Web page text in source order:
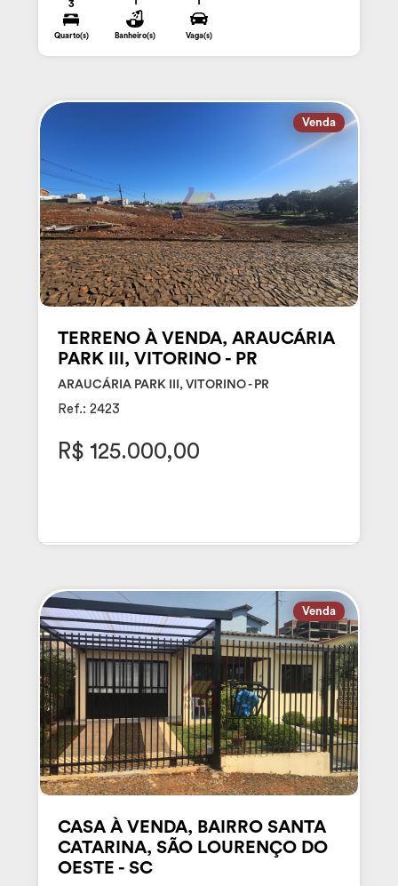
3
Quarto(s) Banheiro(s) Vaga(s)
Venda
TERRENO À VENDA, ARAUCÁRIA
PARK III, VITORINO - PR
ARAUCÁRIA PARK III, VITORINO - PR
Ref.: 2423
R$ 125.000,00
Venda
CASA À VENDA, BAIRRO SANTA
CATARINA, SÃO LOURENÇO DO
OESTE - SC